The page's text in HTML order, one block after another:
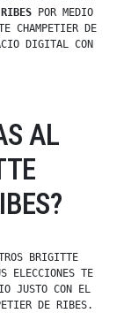
POR MEDIO
CHAMPETIER DE
DIGITAL CON
AL
BRIGITTE
ELECCIONES TE
JUSTO CON EL
DE RIBES.